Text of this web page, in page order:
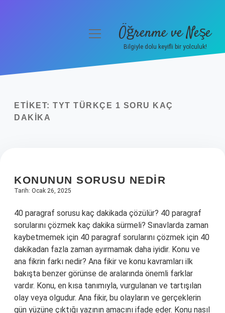
Yasal Uyarı
menüyüÖğrenme ve Neşe
Bilgiyle dolu keyifli bir yolculuk!
ETIKET: TYT TÜRKÇE 1 SORU KAÇ
DAKIKA
KONUNUN SORUSU NEDIR
Tarih: Ocak 26, 2025
40 paragraf sorusu kaç dakikada çözülür? 40 paragraf
sorularını çözmek kaç dakika sürmeli? Sınavlarda zaman
kaybetmemek için 40 paragraf sorularını çözmek için 40
dakikadan fazla zaman ayırmamak daha iyidir. Konu ve
ana fikrin farkı nedir? Ana fikir ve konu kavramları ilk
bakışta benzer görünse de aralarında önemli farklar
vardır. Konu, en kısa tanımıyla, vurgulanan ve tartışılan
olay veya olgudur. Ana fikir, bu olayların ve gerçeklerin
gün yüzüne çıktığı yazının amacını ifade eder. Konu nasıl